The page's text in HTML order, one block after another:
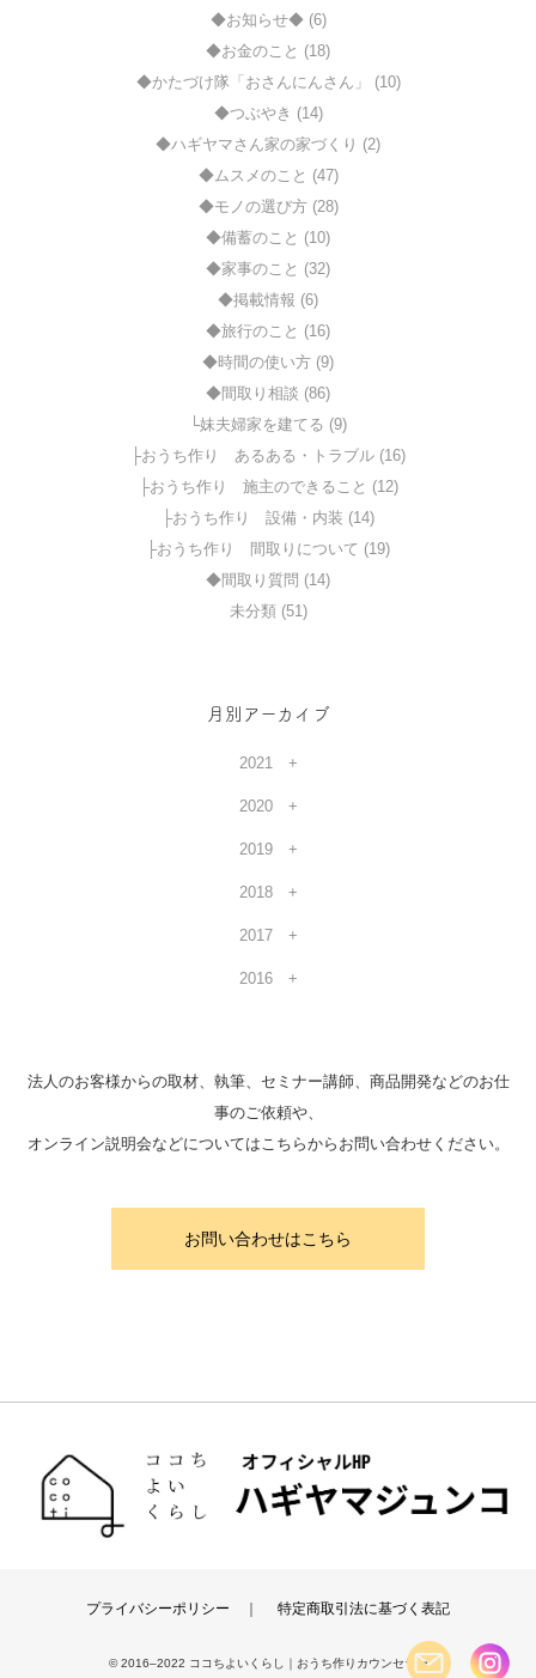
◆お知らせ◆ (6)
◆お金のこと (18)
◆かたづけ隊「おさんにんさん」 (10)
◆つぶやき (14)
◆ハギヤマさん家の家づくり (2)
◆ムスメのこと (47)
◆モノの選び方 (28)
◆備蓄のこと (10)
◆家事のこと (32)
◆掲載情報 (6)
◆旅行のこと (16)
◆時間の使い方 (9)
◆間取り相談 (86)
└妹夫婦家を建てる (9)
├おうち作り あるある・トラブル (16)
├おうち作り 施主のできること (12)
├おうち作り 設備・内装 (14)
├おうち作り 間取りについて (19)
◆間取り質問 (14)
未分類 (51)
月別アーカイブ
2021
2020
2019
2018
2017
2016
法人のお客様からの取材、執筆、セミナー講師、商品開発などのお仕
事のご依頼や、
オンライン説明会などについてはこちらからお問い合わせください。
お問い合わせはこちら
プライバシーポリシー ｜ 特定商取引法に基づく表記
© 2016–2022 ココちよいくらし｜おうち作りカウンセラー